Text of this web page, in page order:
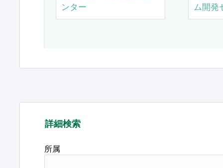
ンター
ム開発
詳細検索
所属